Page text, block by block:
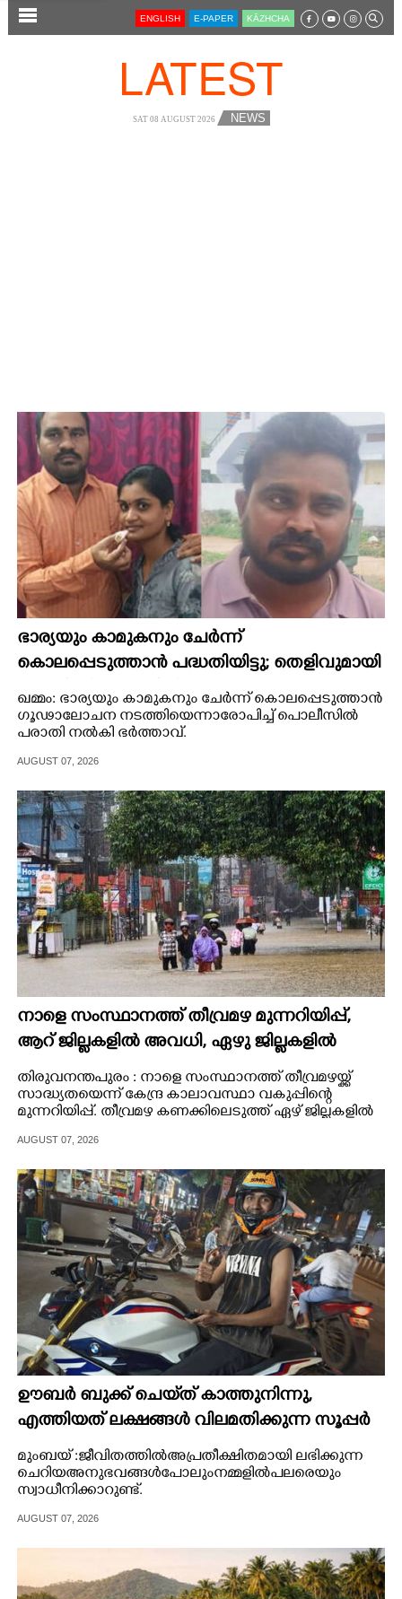
SECTIONS
CINEMA
OPINION
PHOTOS
LIFESTYLE
ART
CARTOONS
LITERATURE
ZOOM
ENGLISH E-PAPER KĀZHCHA
LATEST
SAT 08 AUGUST 2026 NEWS
ഭാര്യയും കാമുകനും ചേർന്ന്
കൊലപ്പെടുത്താൻ പദ്ധതിയിട്ടു; തെളിവുമായി
പൊലീസിനെ സമീപിച്ച് ഭർത്താവ്
ഖമ്മം: ഭാര്യയും കാമുകനും ചേർന്ന് കൊലപ്പെടുത്താൻ
ഗൂഢാലോചന നടത്തിയെന്നാരോപിച്ച് പൊലീസിൽ
പരാതി നൽകി ഭർത്താവ്.
AUGUST 07, 2026
നാളെ സംസ്ഥാനത്ത് തീവ്രമഴ മുന്നറിയിപ്പ്,​
ആറ് ജില്ലകളിൽ അവധി,​ ഏഴു ജില്ലകളിൽ
ഓറഞ്ച് അലർട്ട്
തിരുവനന്തപുരം : നാളെ സംസ്ഥാനത്ത് തീവ്രമഴയ്ക്ക്
സാദ്ധ്യതയെന്ന് കേന്ദ്ര കാലാവസ്ഥാ വകുപ്പിന്റെ
മുന്നറിയിപ്പ്. തീവ്രമഴ കണക്കിലെടുത്ത് ഏഴ് ജില്ലകളിൽ
AUGUST 07, 2026
ഊബർ ബുക്ക് ചെയ്‌ത് കാത്തുനിന്നു,​
എത്തിയത് ലക്ഷങ്ങൾ വിലമതിക്കുന്ന സൂപ്പർ
ബൈക്ക്,​ അനുഭവം പങ്കുവച്ച് യുവാവ്
മുംബയ് : ജീവിതത്തിൽ അപ്രതീക്ഷിതമായി ലഭിക്കുന്ന
ചെറിയ അനുഭവങ്ങൾ പോലും നമ്മളിൽ പലരെയും
സ്വാധീനിക്കാറുണ്ട്.
AUGUST 07, 2026